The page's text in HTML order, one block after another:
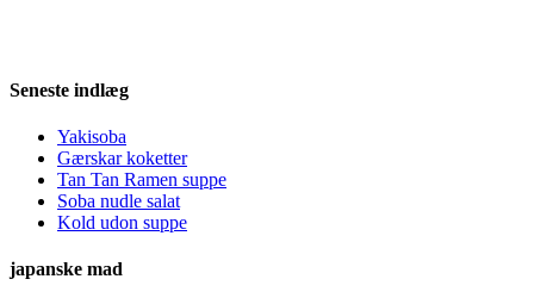
Seneste indlæg
Yakisoba
Gærskar koketter
Tan Tan Ramen suppe
Soba nudle salat
Kold udon suppe
japanske mad